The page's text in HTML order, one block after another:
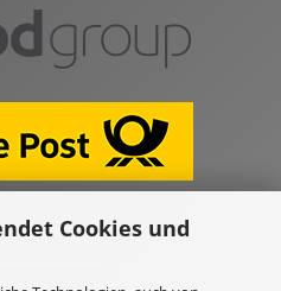
Cookies und